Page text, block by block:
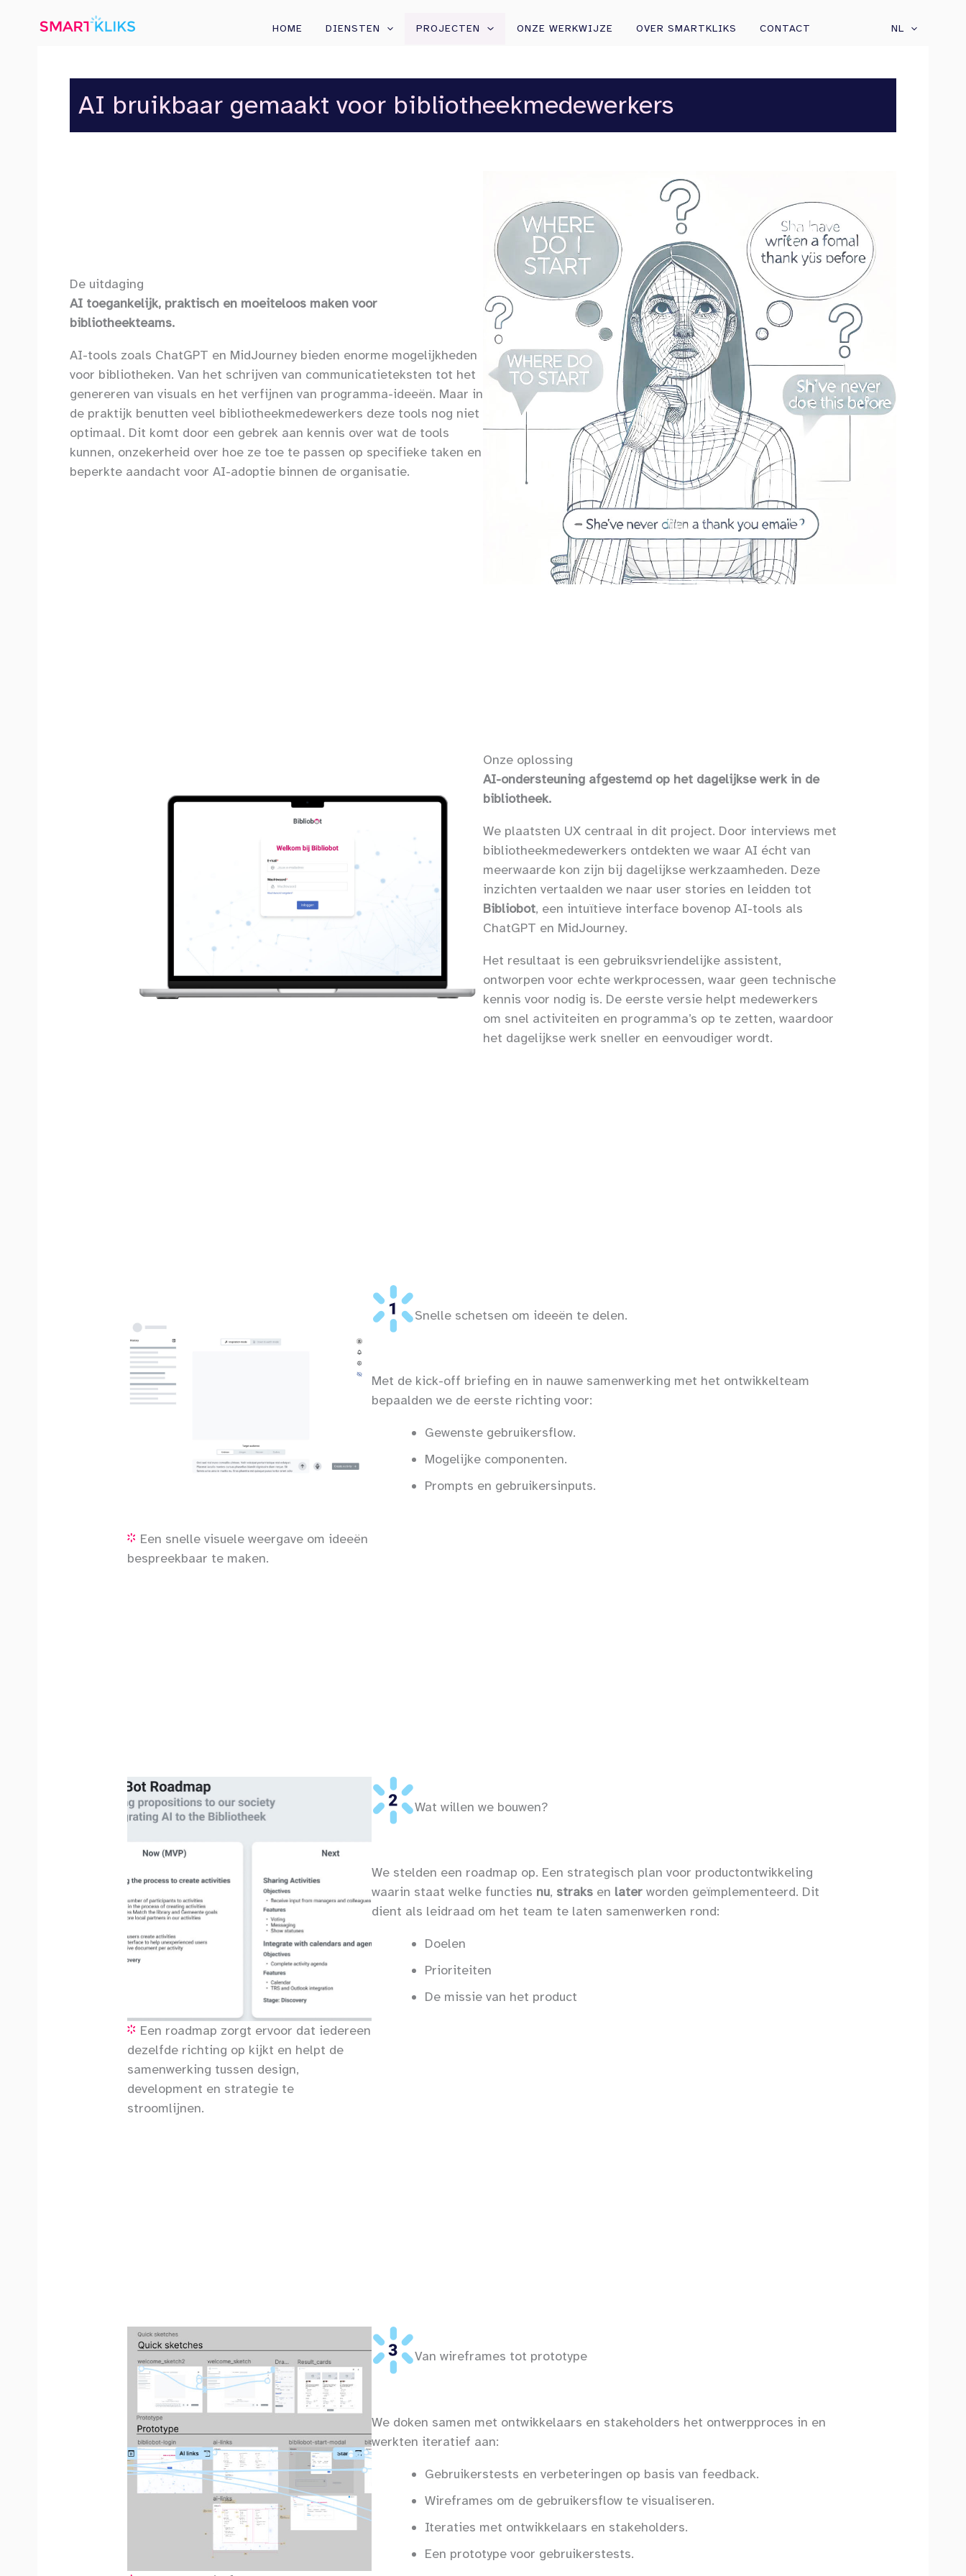
HOME DIENSTEN PROJECTEN ONZE WERKWIJZE OVER SMARTKLIKS CONTACT NL
AI bruikbaar gemaakt voor bibliotheekmedewerkers
De uitdaging
AI toegankelijk, praktisch en moeiteloos maken voor
bibliotheekteams.
AI-tools zoals ChatGPT en MidJourney bieden enorme mogelijkheden
voor bibliotheken. Van het schrijven van communicatieteksten tot het
genereren van visuals en het verfijnen van programma-ideeën. Maar in
de praktijk benutten veel bibliotheekmedewerkers deze tools nog niet
optimaal. Dit komt door een gebrek aan kennis over wat de tools
kunnen, onzekerheid over hoe ze toe te passen op specifieke taken en
beperkte aandacht voor AI-adoptie binnen de organisatie.
Onze oplossing
AI-ondersteuning afgestemd op het dagelijkse werk in de
bibliotheek.
We plaatsten UX centraal in dit project. Door interviews met
bibliotheekmedewerkers ontdekten we waar AI écht van
meerwaarde kon zijn bij dagelijkse werkzaamheden. Deze
inzichten vertaalden we naar user stories en leidden tot
Bibliobot, een intuïtieve interface bovenop AI-tools als
ChatGPT en MidJourney.
Het resultaat is een gebruiksvriendelijke assistent,
ontworpen voor echte werkprocessen, waar geen technische
kennis voor nodig is. De eerste versie helpt medewerkers
om snel activiteiten en programma’s op te zetten, waardoor
het dagelijkse werk sneller en eenvoudiger wordt.
Een snelle visuele weergave om ideeën
bespreekbaar te maken.
Snelle schetsen om ideeën te delen.
Met de kick-off briefing en in nauwe samenwerking met het ontwikkelteam
bepaalden we de eerste richting voor:
Gewenste gebruikersflow.
Mogelijke componenten.
Prompts en gebruikersinputs.
Een roadmap zorgt ervoor dat iedereen
dezelfde richting op kijkt en helpt de
samenwerking tussen design,
development en strategie te
stroomlijnen.
Wat willen we bouwen?
We stelden een roadmap op. Een strategisch plan voor productontwikkeling
waarin staat welke functies nu, straks en later worden geïmplementeerd. Dit
dient als leidraad om het team te laten samenwerken rond:
Doelen
Prioriteiten
De missie van het product
Van wireframes tot prototype
We doken samen met ontwikkelaars en stakeholders het ontwerpproces in en
werkten iteratief aan:
Gebruikerstests en verbeteringen op basis van feedback.
Wireframes om de gebruikersflow te visualiseren.
Iteraties met ontwikkelaars en stakeholders.
Een prototype voor gebruikerstests.